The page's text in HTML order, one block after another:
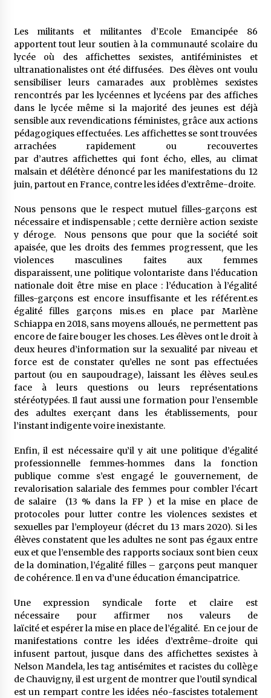
Les militants et militantes d’Ecole Emancipée 86
apportent tout leur soutien à la communauté scolaire du
lycée où des affichettes sexistes, antiféministes et
ultranationalistes ont été diffusées. Des élèves ont voulu
sensibiliser leurs camarades aux problèmes sexistes
rencontrés par les lycéennes et lycéens par des affiches
dans le lycée même si la majorité des jeunes est déjà
sensible aux revendications féministes, grâce aux actions
pédagogiques effectuées. Les affichettes se sont trouvées
arrachées rapidement ou recouvertes
par d’autres affichettes qui font écho, elles, au climat
malsain et délétère dénoncé par les manifestations du 12
juin, partout en France, contre les idées d’extrême-droite.
Nous pensons que le respect mutuel filles-garçons est
nécessaire et indispensable ; cette dernière action sexiste
y déroge. Nous pensons que pour que la société soit
apaisée, que les droits des femmes progressent, que les
violences masculines faites aux femmes
disparaissent, une politique volontariste dans l’éducation
nationale doit être mise en place : l’éducation à l’égalité
filles-garçons est encore insuffisante et les référent.es
égalité filles garçons mis.es en place par Marlène
Schiappa en 2018, sans moyens alloués, ne permettent pas
encore de faire bouger les choses. Les élèves ont le droit à
deux heures d’information sur la sexualité par niveau et
force est de constater qu’elles ne sont pas effectuées
partout (ou en saupoudrage), laissant les élèves seul.es
face à leurs questions ou leurs représentations
stéréotypées. Il faut aussi une formation pour l’ensemble
des adultes exerçant dans les établissements, pour
l’instant indigente voire inexistante.
Enfin, il est nécessaire qu’il y ait une politique d’égalité
professionnelle femmes-hommes dans la fonction
publique comme s’est engagé le gouvernement, de
revalorisation salariale des femmes pour combler l’écart
de salaire (13 % dans la FP ) et la mise en place de
protocoles pour lutter contre les violences sexistes et
sexuelles par l’employeur (décret du 13 mars 2020). Si les
élèves constatent que les adultes ne sont pas égaux entre
eux et que l’ensemble des rapports sociaux sont bien ceux
de la domination, l’égalité filles – garçons peut manquer
de cohérence. Il en va d’une éducation émancipatrice.
Une expression syndicale forte et claire est
nécessaire pour affirmer nos valeurs de
laïcité et espérer la mise en place de l’égalité. En ce jour de
manifestations contre les idées d’extrême-droite qui
infusent partout, jusque dans des affichettes sexistes à
Nelson Mandela, les tag antisémites et racistes du collège
de Chauvigny, il est urgent de montrer que l’outil syndical
est un rempart contre les idées néo-fascistes totalement